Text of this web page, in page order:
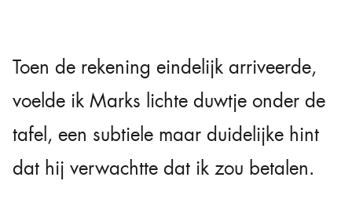
Toen de rekening eindelijk arriveerde,
voelde ik Marks lichte duwtje onder de
tafel, een subtiele maar duidelijke hint
dat hij verwachtte dat ik zou betalen.